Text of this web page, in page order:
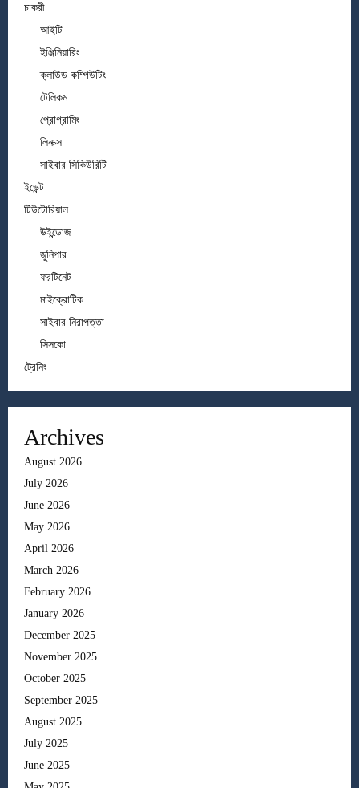
চাকরী
আইটি
ইঞ্জিনিয়ারিং
ক্লাউড কম্পিউটিং
টেলিকম
প্রোগ্রামিং
লিনাক্স
সাইবার সিকিউরিটি
ইভেন্ট
টিউটোরিয়াল
উইন্ডোজ
জুনিপার
ফরটিনেট
মাইক্রোটিক
সাইবার নিরাপত্তা
সিসকো
ট্রেনিং
Archives
August 2026
July 2026
June 2026
May 2026
April 2026
March 2026
February 2026
January 2026
December 2025
November 2025
October 2025
September 2025
August 2025
July 2025
June 2025